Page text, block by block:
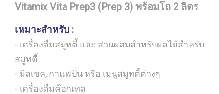
Vitamix Vita Prep3 (Prep 3) พร้อมโถ 2 ลิตร
เหมาะสำหรับ :
- เครื่องดื่มสมูทตี้ และ ส่วนผสมสำหรับผลไม้สำหรับ
สมูทตี้
- มิลเชค, กาแฟปั่น หรือ เมนูสมูทตี้ต่างๆ
- เครื่องดื่มค๊อกเทล